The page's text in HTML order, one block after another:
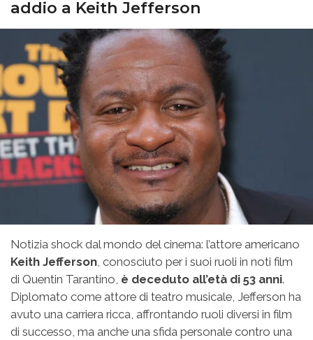
addio a Keith Jefferson
Notizia shock dal mondo del cinema: l’attore americano
Keith Jefferson, conosciuto per i suoi ruoli in noti film
di Quentin Tarantino, è deceduto all’età di 53 anni.
Diplomato come attore di teatro musicale, Jefferson ha
avuto una carriera ricca, affrontando ruoli diversi in film
di successo, ma anche una sfida personale contro una